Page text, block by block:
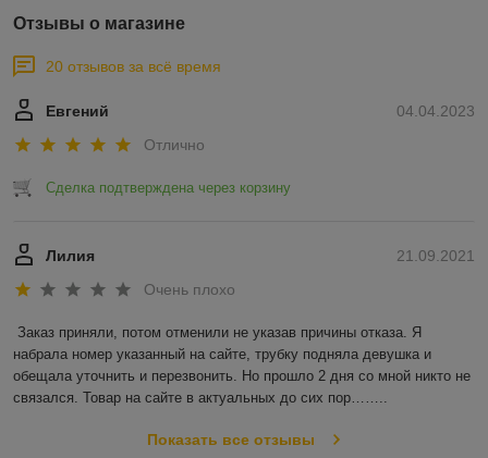
Отзывы о магазине
20 отзывов за всё время
04.04.2023
Евгений
Отлично
Сделка подтверждена через корзину
21.09.2021
Лилия
Очень плохо
Заказ приняли, потом отменили не указав причины отказа. Я
набрала номер указанный на сайте, трубку подняла девушка и
обещала уточнить и перезвонить. Но прошло 2 дня со мной никто не
связался. Товар на сайте в актуальных до сих пор……..
Показать все отзывы